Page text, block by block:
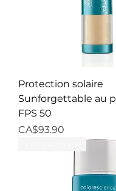
Protection solaire
Sunforgettable au
FPS 50
Price
CA$93.90